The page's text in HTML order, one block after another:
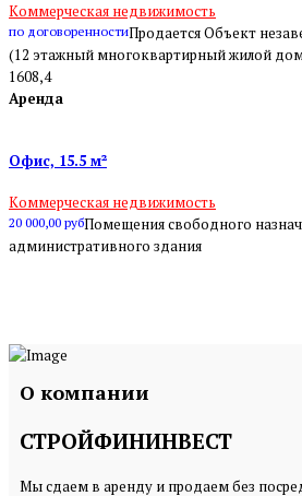
Коммерческая недвижимость
по договоренностиПродается Объект
(12 этажный многоквартирный жилой
1608,4
Аренда
Офис, 15.5 м²
Коммерческая недвижимость
20 000,00 рубПомещения свободного
административного здания
О компании
СТРОЙФИНИНВЕСТ
Мы сдаем в аренду и продаем без